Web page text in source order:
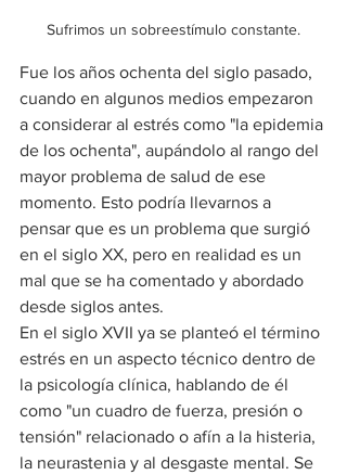
Sufrimos un sobreestímulo constante.
Fue los años ochenta del siglo pasado,
cuando en algunos medios empezaron
a considerar al estrés como "la epidemia
de los ochenta", aupándolo al rango del
mayor problema de salud de ese
momento. Esto podría llevarnos a
pensar que es un problema que surgió
en el siglo XX, pero en realidad es un
mal que se ha comentado y abordado
desde siglos antes.
En el siglo XVII ya se planteó el término
estrés en un aspecto técnico dentro de
la psicología clínica, hablando de él
como "un cuadro de fuerza, presión o
tensión" relacionado o afín a la histeria,
la neurastenia y al desgaste mental. Se